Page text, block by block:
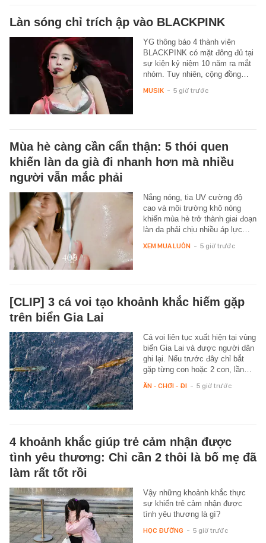
Làn sóng chỉ trích ập vào BLACKPINK
YG thông báo 4 thành viên
BLACKPINK có mặt đông đủ tại
sự kiện kỷ niệm 10 năm ra mắt
nhóm. Tuy nhiên, cộng đồng…
MUSIK - 5 giờ trước
Mùa hè càng cần cẩn thận: 5 thói quen
khiến làn da già đi nhanh hơn mà nhiều
người vẫn mắc phải
Nắng nóng, tia UV cường độ
cao và môi trường khô nóng
khiến mùa hè trở thành giai đoạn
làn da phải chịu nhiều áp lực…
XEM MUA LUÔN - 5 giờ trước
[CLIP] 3 cá voi tạo khoảnh khắc hiếm gặp
trên biển Gia Lai
Cá voi liên tục xuất hiện tại vùng
biển Gia Lai và được người dân
ghi lại. Nếu trước đây chỉ bắt
gặp từng con hoặc 2 con, lần…
ĂN - CHƠI - ĐI - 5 giờ trước
4 khoảnh khắc giúp trẻ cảm nhận được
tình yêu thương: Chỉ cần 2 thôi là bố mẹ đã
làm rất tốt rồi
Vậy những khoảnh khắc thực
sự khiến trẻ cảm nhận được
tình yêu thương là gì?
HỌC ĐƯỜNG - 5 giờ trước